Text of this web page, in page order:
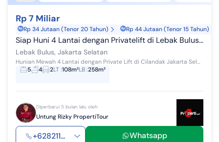
Rp 7 Miliar
Rp 34 Jutaan (Tenor 20 Tahun) Rp 44 Jutaan (Tenor 15 Tahun)
Siap Huni 4 Lantai dengan Privatelift di Lebak Bulus Jakartaselatan
Lebak Bulus, Jakarta Selatan
Hunian Mewah 4 Lantai dengan Private Lift di Cilandak Jakarta Selatan - Lokasi Premium & Prestisius Miliki hunian 4 lantai dengan private lift di ...
5
4 2LT:108m²LB:258m²
Diperbarui 5 bulan lalu oleh
Untung Rizky PropertiTour
+628211... Whatsapp